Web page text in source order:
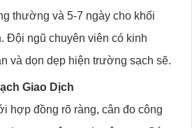
thường và 5-7 ngày cho khối
Đội ngũ chuyên viên có kinh
và dọn dẹp hiện trường sạch sẽ.
Giao Dịch
hợp đồng rõ ràng, cân đo công